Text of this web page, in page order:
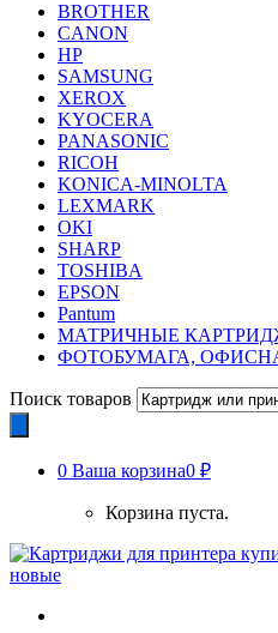
BROTHER
CANON
HP
SAMSUNG
XEROX
KYOCERA
PANASONIC
RICOH
KONICA-MINOLTA
LEXMARK
OKI
SHARP
TOSHIBA
EPSON
Pantum
МАТРИЧНЫЕ
ФОТОБУМАГА,
Поиск товаров
0 Ваша корзина0 ₽
Корзина пуста.